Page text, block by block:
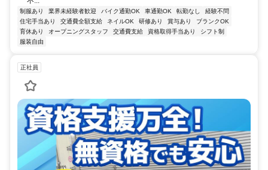
制服あり 業界未経験者歓迎 バイク通勤OK 車通勤OK 転勤なし
経験不問
住宅手当あり
交通費全額支給 ネイルOK 研修あり 賞与あり
ブランクOK
育休あり
オープニングスタッフ 交通費支給 資格取得手当あり
シフト制
服装自由
正社員